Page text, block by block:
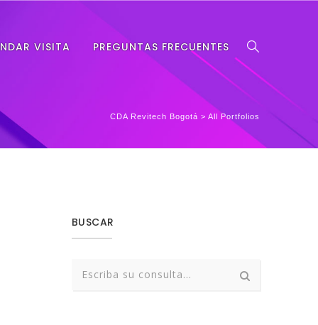
VISITA PREGUNTAS FRECUENTES
CDA Revitech Bogotá > All Portfolios
BUSCAR